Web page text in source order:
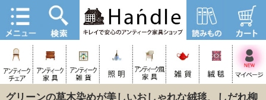
グリーンの草木染めが美しいおしゃれな絨毯、しだれ柳